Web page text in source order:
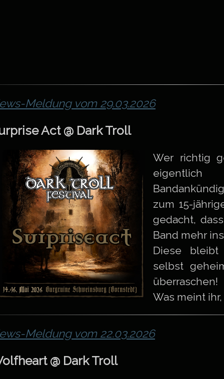
Meldung vom 29.03.2026
Act @ Dark Troll
Wer richtig
zum 15-
gedacht,
Band mehr
Diese
selbst
überraschen!
Was meint
Meldung vom 22.03.2026
@ Dark Troll